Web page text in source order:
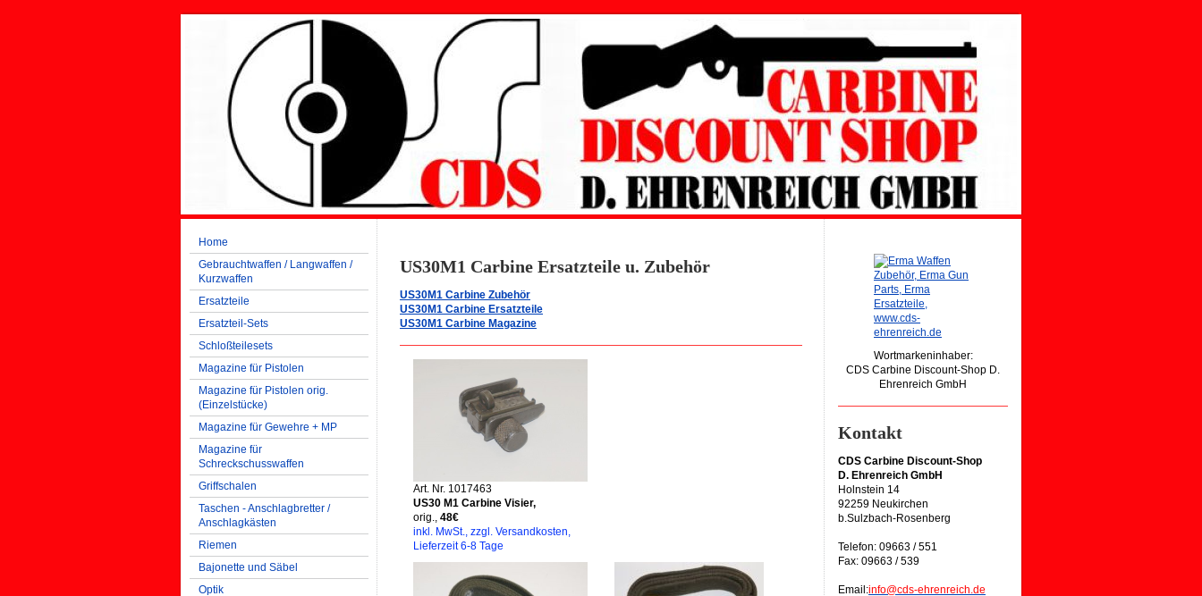
Home
Gebrauchtwaffen / Langwaffen /
Kurzwaffen
Ersatzteile
Ersatzteil-Sets
Schloßteilesets
Magazine für Pistolen
Magazine für Pistolen orig.
(Einzelstücke)
Magazine für Gewehre + MP
Magazine für
Schreckschusswaffen
Griffschalen
Taschen - Anschlagbretter /
Anschlagkästen
Riemen
Bajonette und Säbel
Optik
US30M1 Carbine Ersatzteile u. Zubehör
US30M1 Carbine Zubehör
US30M1 Carbine Ersatzteile
US30M1 Carbine Magazine
Art. Nr. 1017463
US30 M1 Carbine Visier,
orig., 48€
inkl. MwSt., zzgl. Versandkosten,
Lieferzeit 6-8 Tage
Wortmarkeninhaber:
CDS Carbine Discount-Shop D.
Ehrenreich GmbH
Kontakt
CDS Carbine Discount-Shop
D. Ehrenreich GmbH
Holnstein 14
92259 Neukirchen
b.Sulzbach-Rosenberg
Telefon: 09663 / 551
Fax: 09663 / 539
Email:info@cds-ehrenreich.de